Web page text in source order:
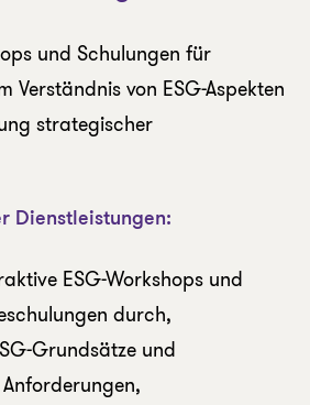
und Schulungen für
Verständnis von ESG-Aspekten
strategischer
Dienstleistungen:
ESG-Workshops und
durch,
Grundsätze und